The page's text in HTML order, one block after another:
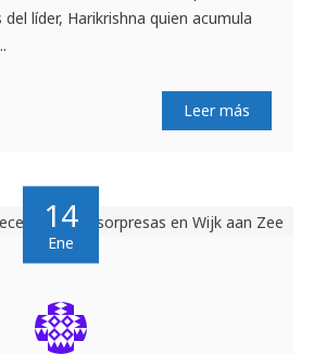
líder, Harikrishna quien acumula
Leer más
14
Ene